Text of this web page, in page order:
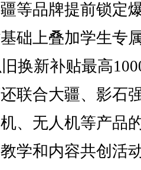
等品牌提前锁定
础上叠加学生专
换新补贴最高
联合大疆、影石
、无人机等产品
学和内容共创活